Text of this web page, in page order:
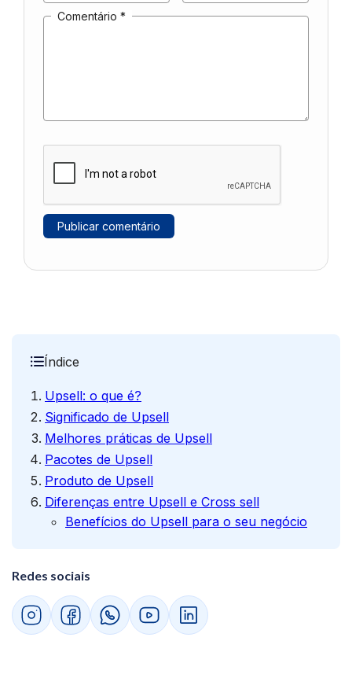
Comentário *
Índice
Upsell: o que é?
Significado de Upsell
Melhores práticas de Upsell
Pacotes de Upsell
Produto de Upsell
Diferenças entre Upsell e Cross sell
Benefícios do Upsell para o seu negócio
Redes sociais